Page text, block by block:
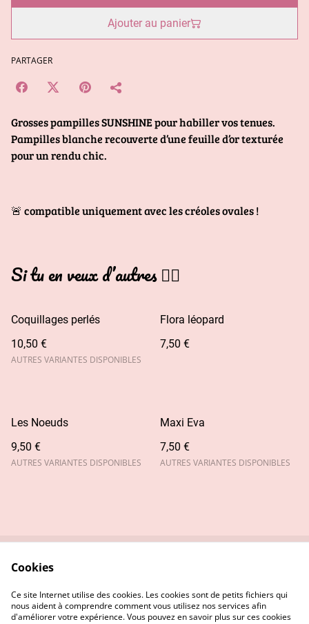
Ajouter au panier
PARTAGER
Grosses pampilles SUNSHINE pour habiller vos tenues.
Pampilles blanche recouverte d’une feuille d’or texturée
pour un rendu chic.
🚨 compatible uniquement avec les créoles ovales !
Si tu en veux d’autres 👇🏻
Coquillages perlés
10,50 €
AUTRES VARIANTES DISPONIBLES
Flora léopard
7,50 €
Les Noeuds
9,50 €
AUTRES VARIANTES DISPONIBLES
Maxi Eva
7,50 €
AUTRES VARIANTES DISPONIBLES
Politique de
confidentialité
Politique de cookies
Cookies
Ce site Internet utilise des cookies. Les cookies sont de petits fichiers qui
nous aident à comprendre comment vous utilisez nos services afin
d'améliorer votre expérience. Vous pouvez en savoir plus sur ces cookies